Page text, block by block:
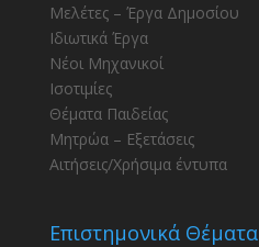
Μελέτες – Έργα Δημοσίου
Ιδιωτικά Έργα
Νέοι Μηχανικοί
Ισοτιμίες
Θέματα Παιδείας
Μητρώα – Εξετάσεις
Αιτήσεις/Χρήσιμα έντυπα
Επιστημονικά Θέματα